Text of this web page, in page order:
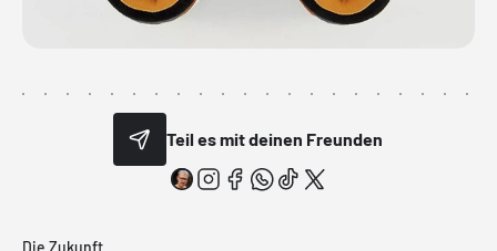
Teil es mit deinen Freunden
Die Zukunft